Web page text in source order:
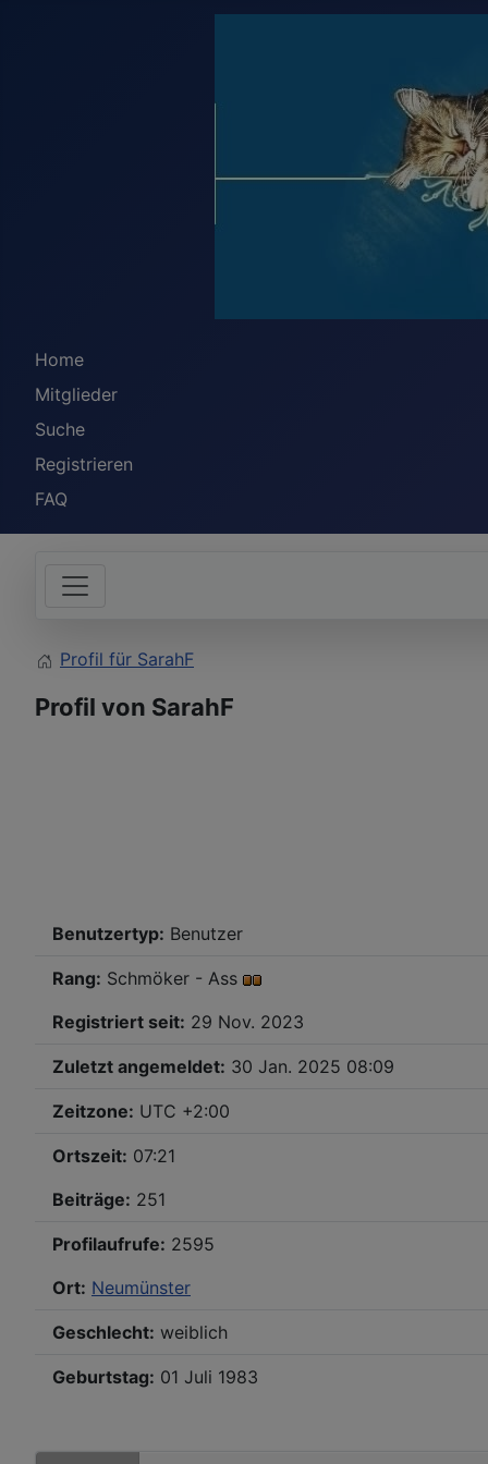
Home
Mitglieder
Suche
Registrieren
FAQ
Profil für SarahF
Profil von SarahF
Benutzertyp: Benutzer
Rang: Schmöker - Ass
Registriert seit: 29 Nov. 2023
Zuletzt angemeldet: 30 Jan. 2025 08:09
Zeitzone: UTC +2:00
Ortszeit: 07:21
Beiträge: 251
Profilaufrufe: 2595
Ort: Neumünster
Geschlecht: weiblich
Geburtstag: 01 Juli 1983